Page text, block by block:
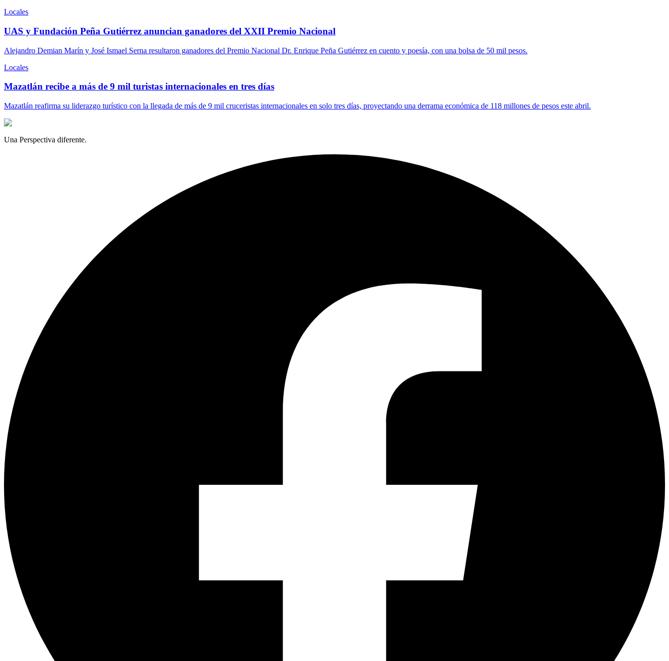
Locales
UAS y Fundación Peña Gutiérrez anuncian ganadores del XXII Premio Nacional
Alejandro Demian Marín y José Ismael Serna resultaron ganadores del Premio Nacional Dr. Enrique Peña Gutiérrez en cuento y poesía, con una bolsa de 50 mil pesos.
Locales
Mazatlán recibe a más de 9 mil turistas internacionales en tres días
Mazatlán reafirma su liderazgo turístico con la llegada de más de 9 mil cruceristas internacionales en solo tres días, proyectando una derrama económica de 118 millones de pesos este abril.
Una Perspectiva diferente.